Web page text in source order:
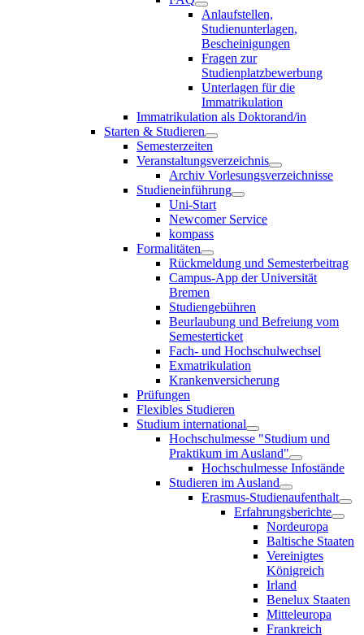
Anlaufstellen,
Studienunterlagen,
Bescheinigungen
Fragen zur
Studienplatzbewerbung
Unterlagen für die
Immatrikulation
Immatrikulation als Doktorand/in
Starten & Studieren
Semesterzeiten
Veranstaltungsverzeichnis
Archiv Vorlesungsverzeichnisse
Studieneinführung
Uni-Start
Newcomer Service
kompass
Formalitäten
Rückmeldung und Semesterbeitrag
Campus-App der Universität
Bremen
Studiengebühren
Beurlaubung und Befreiung vom
Semesterticket
Fach- und Hochschulwechsel
Exmatrikulation
Krankenversicherung
Prüfungen
Flexibles Studieren
Studium international
Hochschulmesse "Studium und
Praktikum im Ausland"
Hochschulmesse Infostände
Studieren im Ausland
Erasmus-Studienaufenthalt
Erfahrungsberichte
Nordeuropa
Baltische Staaten
Vereinigtes
Königreich
Irland
Benelux Staaten
Mitteleuropa
Frankreich